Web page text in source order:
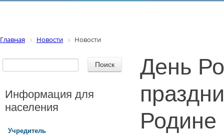
Главная Новости Новости
День
Родине
Информация для
населения
Учредитель